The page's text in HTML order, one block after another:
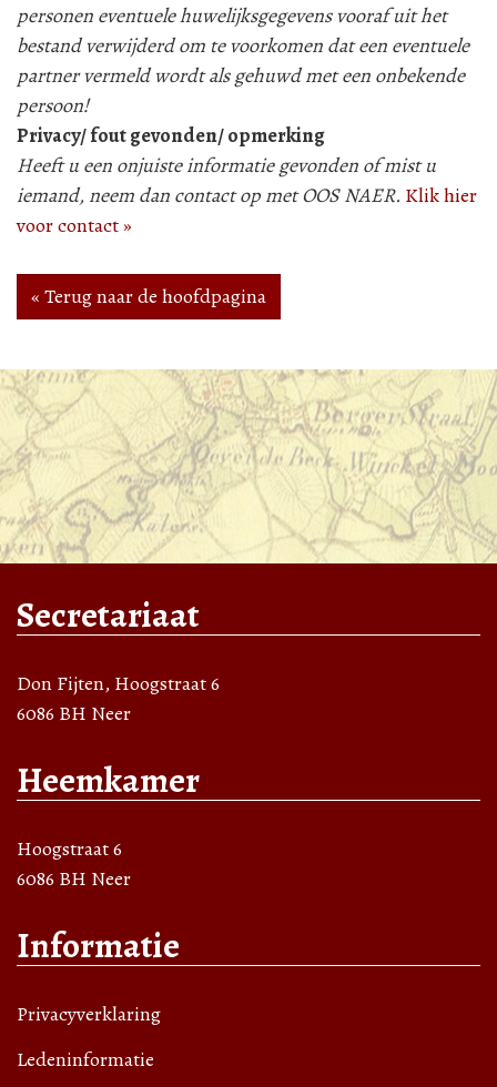
personen eventuele huwelijksgegevens vooraf uit het
bestand verwijderd om te voorkomen dat een eventuele
partner vermeld wordt als gehuwd met een onbekende
persoon!
Privacy/ fout gevonden/ opmerking
Heeft u een onjuiste informatie gevonden of mist u
iemand, neem dan contact op met OOS NAER. Klik hier
voor contact »
« Terug naar de hoofdpagina
Secretariaat
Don Fijten, Hoogstraat 6
6086 BH Neer
Heemkamer
Hoogstraat 6
6086 BH Neer
Informatie
Privacyverklaring
Ledeninformatie